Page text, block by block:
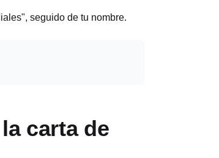
seguido de tu nombre.
carta de